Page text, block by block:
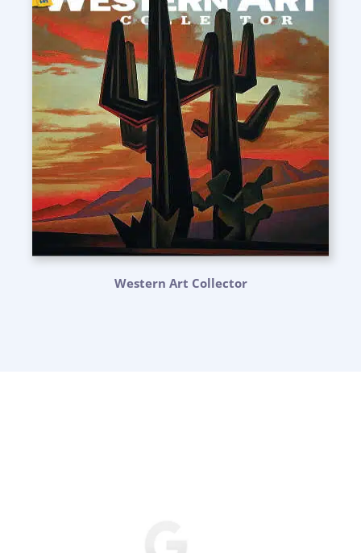
Western Art Collector